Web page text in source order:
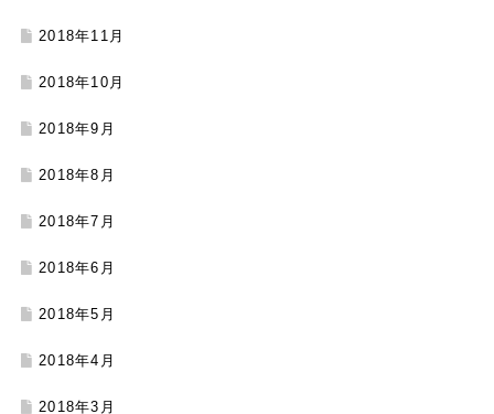
2018年11月
2018年10月
2018年9月
2018年8月
2018年7月
2018年6月
2018年5月
2018年4月
2018年3月